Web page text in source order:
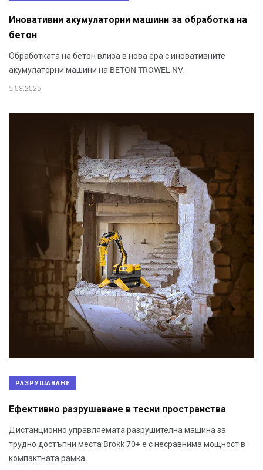
Иновативни акумулаторни машини за обработка на
бетон
Обработката на бетон влиза в нова ера с иновативните
акумулаторни машини на BETON TROWEL NV.
5.08.2025
РАЗРУШАВАНЕ
Ефективно разрушаване в тесни пространства
Дистанционно управляемата разрушителна машина за
трудно достъпни места Brokk 70+ е с несравнима мощност в
компактната рамка.